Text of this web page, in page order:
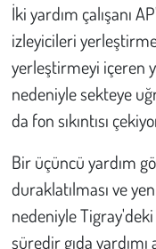
İki yardım çalışanı
izleyicileri
yerleştirmeyi içeren
nedeniyle sekteye
da fon sıkıntısı
Bir üçüncü yardım
duraklatılması ve
nedeniyle
süredir gıda yardımı